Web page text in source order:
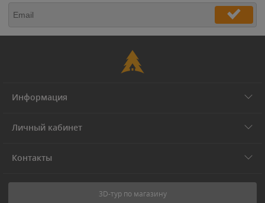
Информация
Личный кабинет
Контакты
3D-тур по магазину